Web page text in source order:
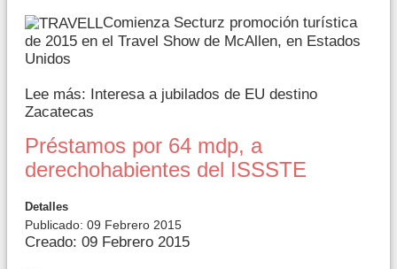
Comienza Secturz promoción turística
de 2015 en el Travel Show de McAllen, en Estados
Unidos
Lee más: Interesa a jubilados de EU destino
Zacatecas
Préstamos por 64 mdp, a
derechohabientes del ISSSTE
Detalles
Publicado: 09 Febrero 2015
Creado: 09 Febrero 2015